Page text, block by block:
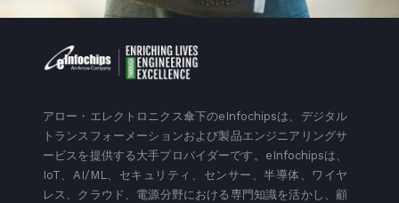
アロー・エレクトロニクス傘下のeInfochipsは、デジタル
トランスフォーメーションおよび製品エンジニアリングサ
ービスを提供する大手プロバイダーです。eInfochipsは、
IoT、AI/ML、セキュリティ、センサー、半導体、ワイヤ
レス、クラウド、電源分野における専門知識を活かし、顧